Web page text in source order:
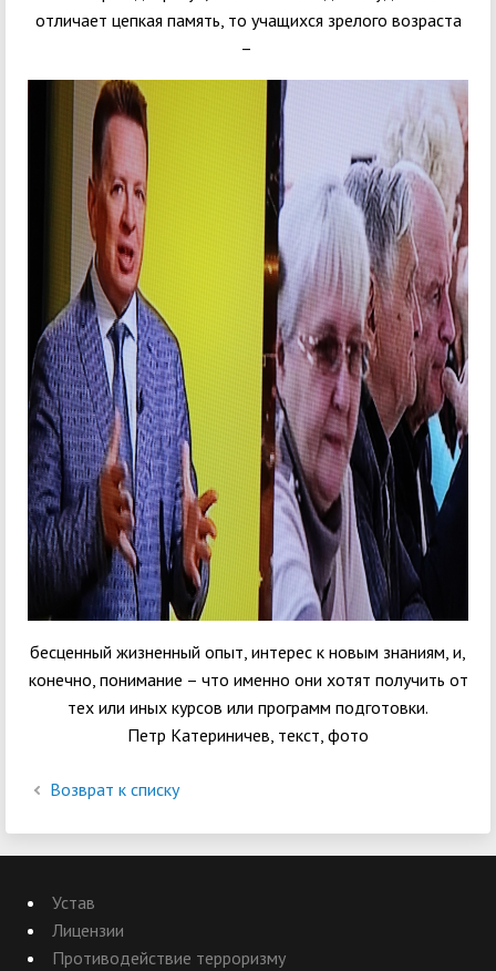
отличает цепкая память, то учащихся зрелого возраста
–
бесценный жизненный опыт, интерес к новым знаниям, и,
конечно, понимание – что именно они хотят получить от
тех или иных курсов или программ подготовки.
Петр Катериничев, текст, фото
Возврат к списку
Устав
Лицензии
Противодействие терроризму